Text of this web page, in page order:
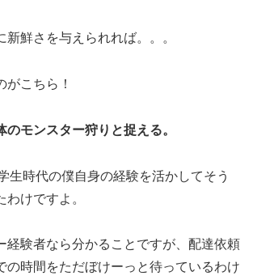
新鮮さを与えられれば。。。
がこちら！
のモンスター狩りと捉える。
生時代の僕自身の経験を活かしてそう
けですよ。
経験者なら分かることですが、配達依頼
の時間をただぼけーっと待っているわけ